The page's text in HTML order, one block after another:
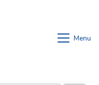
Menu